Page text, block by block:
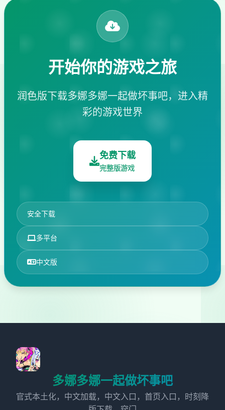
开始你的游戏之旅
润色版下载多娜多娜一起做坏事吧，进入精
彩的游戏世界
免费下载
完整版游戏
安全下载
多平台
中文版
多娜多娜一起做坏事吧
官式本土化，中文加载，中文入口，首页入口，时刻降